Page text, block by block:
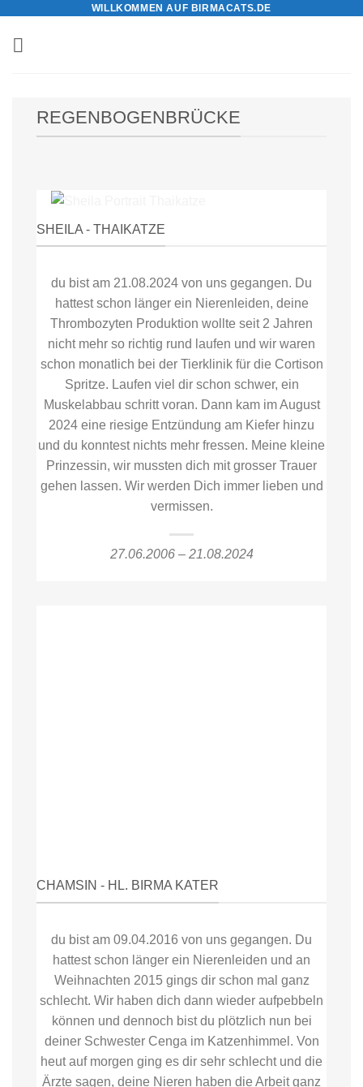
springen
WILLKOMMEN AUF BIRMACATS.DE
REGENBOGENBRÜCKE
SHEILA - THAIKATZE
du bist am 21.08.2024 von uns gegangen. Du
hattest schon länger ein Nierenleiden, deine
Thrombozyten Produktion wollte seit 2 Jahren
nicht mehr so richtig rund laufen und wir waren
schon monatlich bei der Tierklinik für die Cortison
Spritze. Laufen viel dir schon schwer, ein
Muskelabbau schritt voran. Dann kam im August
2024 eine riesige Entzündung am Kiefer hinzu
und du konntest nichts mehr fressen. Meine kleine
Prinzessin, wir mussten dich mit grosser Trauer
gehen lassen. Wir werden Dich immer lieben und
vermissen.
27.06.2006 – 21.08.2024
CHAMSIN - HL. BIRMA KATER
du bist am 09.04.2016 von uns gegangen. Du
hattest schon länger ein Nierenleiden und an
Weihnachten 2015 gings dir schon mal ganz
schlecht. Wir haben dich dann wieder aufpebbeln
können und dennoch bist du plötzlich nun bei
deiner Schwester Cenga im Katzenhimmel. Von
heut auf morgen ging es dir sehr schlecht und die
Ärzte sagen, deine Nieren haben die Arbeit ganz